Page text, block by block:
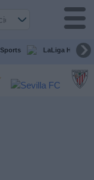
LaLiga